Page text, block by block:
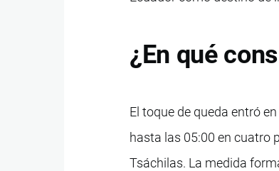
¿En qué
El toque de queda entró
hasta las 05:00 en cuatro
Tsáchilas. La medida